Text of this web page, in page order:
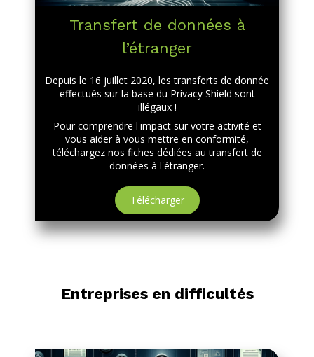
Transfert de données à
l’étranger
Depuis le 16 juillet 2020, les transferts de donnée
effectués sur la base du Privacy Shield sont
illégaux !
Pour comprendre l'impact sur votre activité et
vous aider à vous mettre en conformité,
téléchargez nos fiches dédiées au transfert de
données à l'étranger.
Télécharger
Entreprises en difficultés